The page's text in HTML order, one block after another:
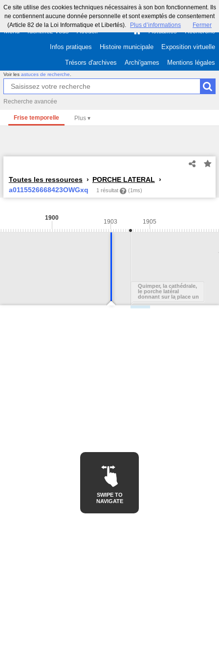
Ce site utilise des cookies techniques nécessaires à son bon fonctionnement. Ils
ne contiennent aucune donnée personnelle et sont exemptés de consentement
(Article 82 de la Loi Informatique et Libertés).
Plus d’informations Fermer
Menu Identifiez-vous Accueil Actualités Recherche
Infos pratiques Histoire municipale Exposition virtuelle
Trésors d'archives Archi'games Mentions légales
Voir les astuces de recherche
Recherche avancée
Frise temporelle
Toutes les ressources
PORCHE LATERAL
a0115526668423OWGxq
1 résultat (1ms)
SWIPE TO
NAVIGATE
Quimper, la cathédrale,
le porche latéral
donnant sur la place un
jour de marché
1900
1903 1905